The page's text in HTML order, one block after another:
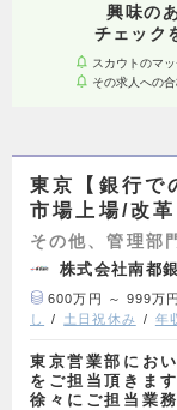
興味の
チェック
スカウトのマ
その求人への
東京【銀行で
市場上場/改
その他、管理部
株式会社南都
600万円 ～ 999万円
し
土日祝休み 年
東京営業部にお
をご担当頂きま
徐々にご担当業